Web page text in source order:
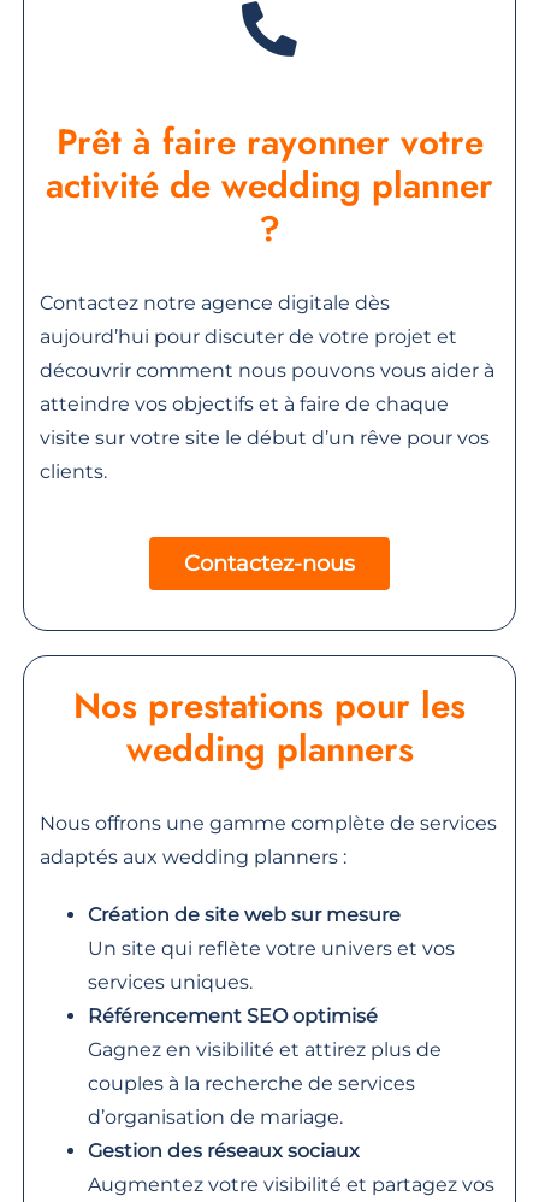
Prêt à faire rayonner votre
activité de wedding planner
?
Contactez notre agence digitale dès
aujourd’hui pour discuter de votre projet et
découvrir comment nous pouvons vous aider à
atteindre vos objectifs et à faire de chaque
visite sur votre site le début d’un rêve pour vos
clients.
Contactez-nous
Nos prestations pour les
wedding planners
Nous offrons une gamme complète de services
adaptés aux wedding planners :
Création de site web sur mesure
Un site qui reflète votre univers et vos
services uniques.
Référencement SEO optimisé
Gagnez en visibilité et attirez plus de
couples à la recherche de services
d’organisation de mariage.
Gestion des réseaux sociaux
Augmentez votre visibilité et partagez vos